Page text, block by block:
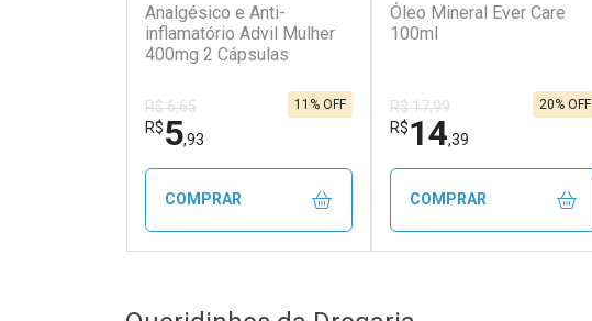
Analgésico e Anti-
inflamatório Advil Mulher
400mg 2 Cápsulas
R$ 6,65
R$5,93
11% OFF
COMPRAR
Óleo Mineral Ever Care
100ml
R$ 17,99
R$14,39
20% OFF
COMPRAR